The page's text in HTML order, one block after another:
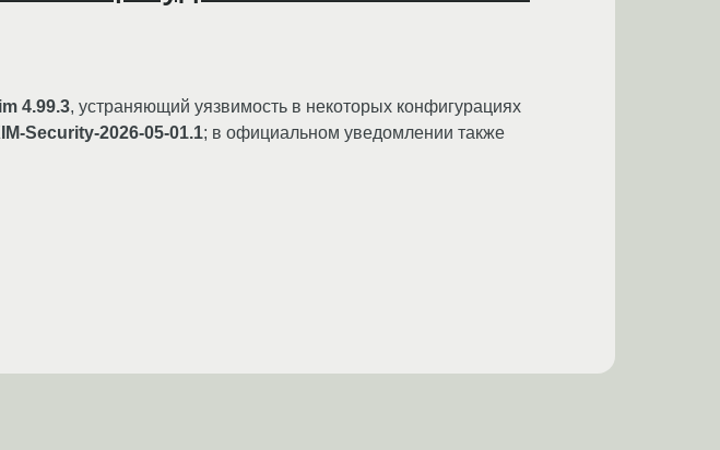
4.99.3, устраняющий уязвимость в некоторых конфигурациях
Security-2026-05-01.1; в официальном уведомлении также